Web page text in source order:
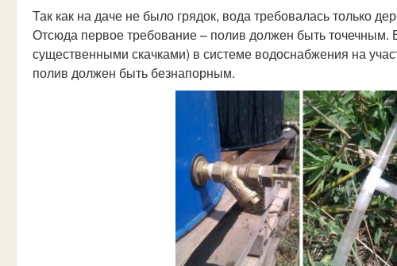
Так как на даче не было грядок, вода требовалась только
Отсюда первое требование – полив должен быть точечным.
существенными скачками) в системе водоснабжения на
полив должен быть безнапорным.